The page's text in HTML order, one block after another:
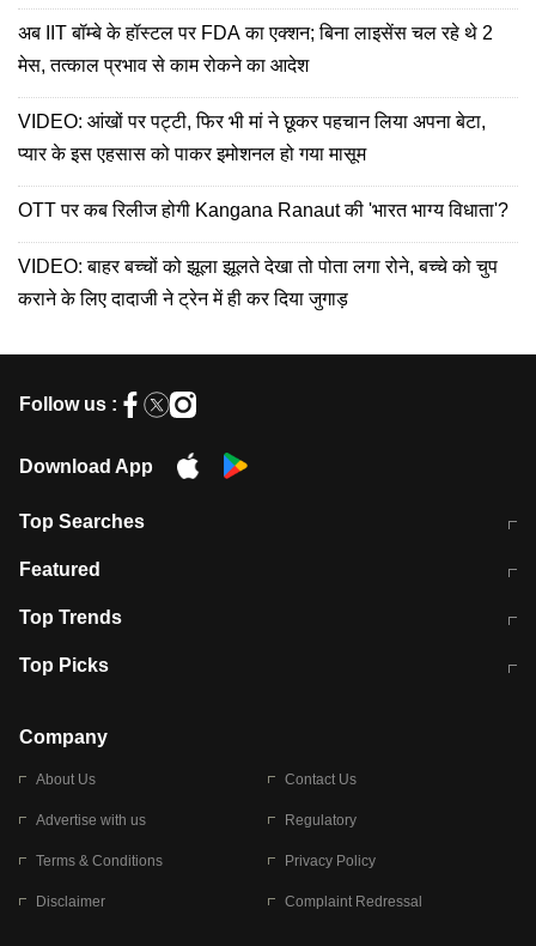
अब IIT बॉम्बे के हॉस्टल पर FDA का एक्शन; बिना लाइसेंस चल रहे थे 2
मेस, तत्काल प्रभाव से काम रोकने का आदेश
VIDEO: आंखों पर पट्टी, फिर भी मां ने छूकर पहचान लिया अपना बेटा,
प्यार के इस एहसास को पाकर इमोशनल हो गया मासूम
OTT पर कब रिलीज होगी Kangana Ranaut की 'भारत भाग्य विधाता'?
VIDEO: बाहर बच्चों को झूला झूलते देखा तो पोता लगा रोने, बच्चे को चुप
कराने के लिए दादाजी ने ट्रेन में ही कर दिया जुगाड़
Follow us :
Download App
Top Searches
मुंबई में लगे 'जेन जी' के पोस्टर, लिखा- 'मैं
Featured
10 अगस्त को विधानसभा का घेराव करेंगे
Top Trends
RBI का नया नियम: अब बैंकों को अपनी सभी
Top Picks
बारिश की चेतावनी
Company
About Us Contact Us
Advertise with us Regulatory
Terms & Conditions Privacy Policy
Disclaimer Complaint Redressal